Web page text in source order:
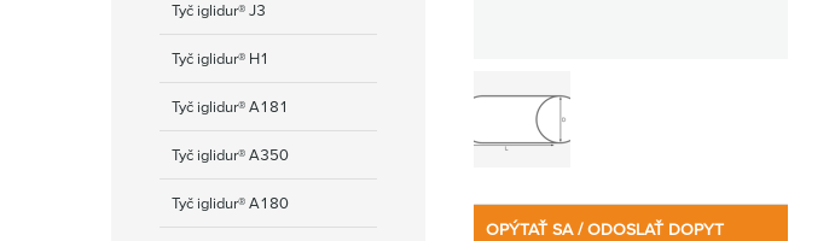
Tyč iglidur® J3
Tyč iglidur® H1
Tyč iglidur® A181
Tyč iglidur® A350
Tyč iglidur® A180
OPÝTAŤ SA / ODOSLAŤ DOPYT